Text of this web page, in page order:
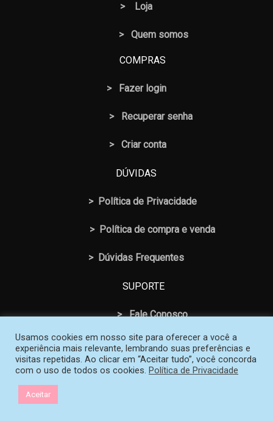
> Loja
> Quem somos
COMPRAS
> Fazer login
> Recuperar senha
> Criar conta
DÚVIDAS
> Política de Privacidade
> Política de compra e venda
> Dúvidas Frequentes
SUPORTE
> Fale Conosco
© 2026 Loja SOS Professor Atividades. Todos os Direitos
Reservados | Criado e mantido por
Usamos cookies em nosso site para oferecer a você a
experiência mais relevante, lembrando suas preferências e
visitas repetidas. Ao clicar em “Aceitar tudo”, você concorda
com o uso de todos os cookies. Política de Privacidade
Aceitar